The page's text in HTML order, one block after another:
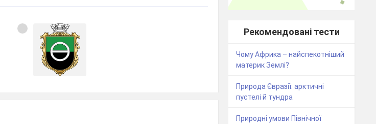
Рекомендовані тести
Чому Африка – найспекотніший
материк Землі?
Природа Євразії: арктичні
пустелі й тундра
Природні умови Північної